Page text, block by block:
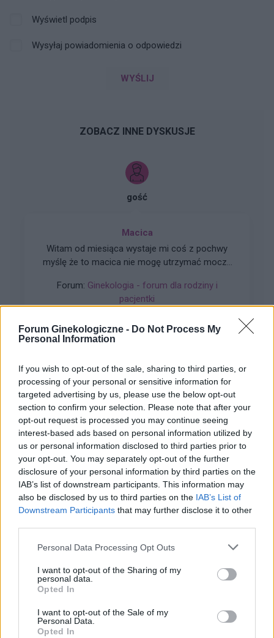
Forum Ginekologiczne - Do Not Process My
Personal Information
If you wish to opt-out of the sale, sharing to third parties, or
processing of your personal or sensitive information for
targeted advertising by us, please use the below opt-out
section to confirm your selection. Please note that after your
opt-out request is processed you may continue seeing
interest-based ads based on personal information utilized by
us or personal information disclosed to third parties prior to
your opt-out. You may separately opt-out of the further
disclosure of your personal information by third parties on the
IAB’s list of downstream participants. This information may
also be disclosed by us to third parties on the IAB’s List of
Downstream Participants that may further disclose it to other
Personal Data Processing Opt Outs
I want to opt-out of the Sharing of my
personal data.
Opted In
I want to opt-out of the Sale of my
Personal Data.
Opted In
Wyświetl podpis
Wysyłaj powiadomienia o odpowiedzi
WYŚLIJ
ZOBACZ INNE DYSKUSJE
gość
Macica
Witam od miesiąca wystaje mi coś z pochwy
myślę że to macica nie mogę utrzymać moczu
Forum: Ginekologia - forum dla rodziny i
pacjentki
gość
Zapytanie o gozek
Witam mam pytanie bo zrobil mi się chyba
gozeek w okolicy bikini w linii gdzie są. Majtki i
czy martwić się umówić do swojego ginekologa
zeby sprawdził czy się wsiąknie sam czysto coś
innego
Forum:Ginekologia - specjalista radzi, dla
pacjentki
gość
Ryzyko
Dzień dobry, w czwartek miałam stosunek w
sobotę dostałam krwawienie z odstawienia i
trwało do poniedziałku. W niedzielę zaczęłam
nowe opakowanie tabletek pierwsza wzięłam
Forum:Antykoncepcja